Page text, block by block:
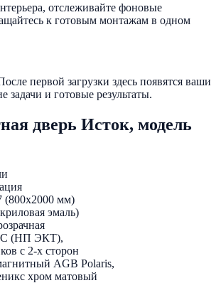
отслеживайте фоновые
к готовым монтажам в одном
первой загрузки здесь появятся ваши
задачи и готовые результаты.
дверь Исток, модель
(800х2000 мм)
эмаль)
(НП ЭКТ),
с 2-х сторон
AGB Polaris,
хром матовый